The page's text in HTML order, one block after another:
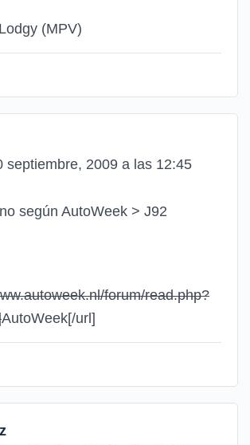
(MPV)
septiembre, 2009 a las 12:45
según AutoWeek > J92
forum/read.php?
AutoWeek[/url]